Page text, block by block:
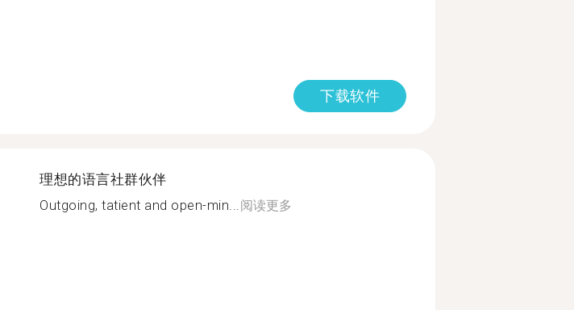
下载软件
理想的语言社群伙伴
Outgoing, tatient and open-min...阅读更多